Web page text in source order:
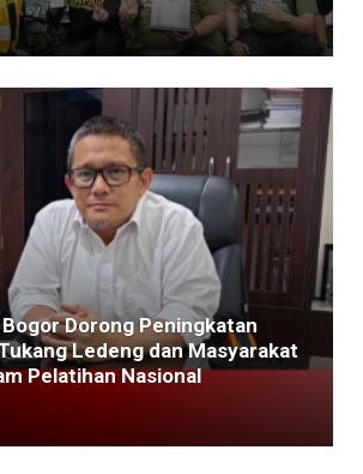
Dorong Peningkatan
Ledeng dan Masyarakat
Pelatihan Nasional